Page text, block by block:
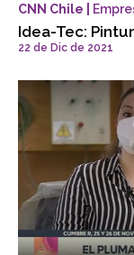
CNN Chile |
Idea-Tec:
22 de Dic de 2021